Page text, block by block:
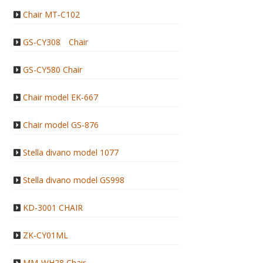
Chair MT-C102
GS-CY308 Chair
GS-CY580 Chair
Chair model EK-667
Chair model GS-876
Stella divano model 1077
Stella divano model GS998
KD-3001 CHAIR
ZK-CY01ML